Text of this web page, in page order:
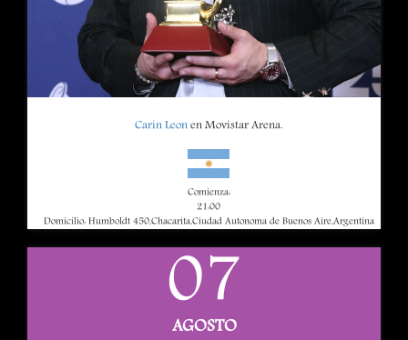
Carin Leonen Movistar Arena.
Comienza:
21:00
Domicilio: Humboldt 450,Chacarita,Ciudad Autonoma de Buenos Aire,Argentina
07
AGOSTO